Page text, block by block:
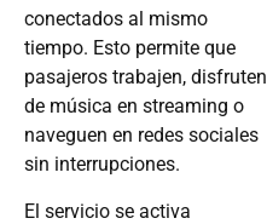
conectados al mismo
tiempo. Esto permite que
pasajeros trabajen, disfruten
de música en streaming o
naveguen en redes sociales
sin interrupciones.
El servicio se activa